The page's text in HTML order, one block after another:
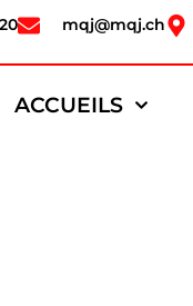
mqj@mqj.ch
ACCUEILS